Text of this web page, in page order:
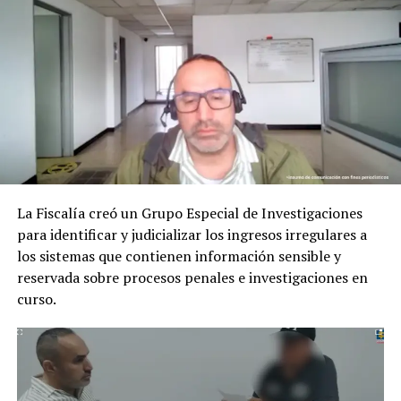
RELATED TOPICS:
Cárcel por asesinar a un líder social en Caquetá
Abogado extorsionaba al alcalde de San José del
Guaviare
La Fiscalía creó un Grupo Especial de Investigaciones
para identificar y judicializar los ingresos irregulares a
los sistemas que contienen información sensible y
reservada sobre procesos penales e investigaciones en
curso.